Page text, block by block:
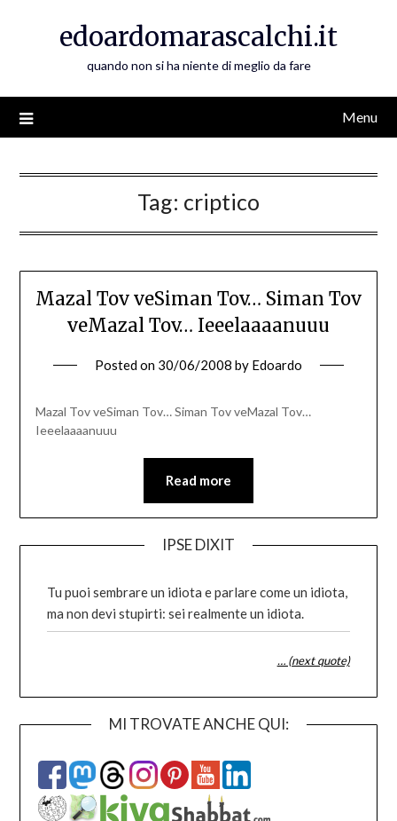
edoardomarascalchi.it
quando non si ha niente di meglio da fare
Menu
Tag: criptico
Mazal Tov veSiman Tov… Siman Tov
veMazal Tov… Ieeelaaaanuuu
Posted on 30/06/2008 by Edoardo
Mazal Tov veSiman Tov… Siman Tov veMazal Tov…
Ieeelaaaanuuu
Read more
IPSE DIXIT
Tu puoi sembrare un idiota e parlare come un idiota,
ma non devi stupirti: sei realmente un idiota.
… (next quote)
MI TROVATE ANCHE QUI: